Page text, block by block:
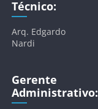
Técnico:
Arq. Edgardo
Nardi
Gerente
Administrativo: